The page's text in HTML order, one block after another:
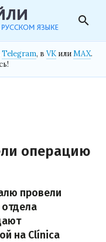
search
Telegram, в VK илиMAX.
операцию
провели
на Clínica